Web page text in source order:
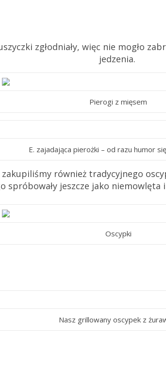
zgłodniały, więc nie mogło
jedzenia.
Pierogi z mięsem
E. zajadająca pierożki – od razu humor
zakupiliśmy również tradycyjnego
spróbowały jeszcze jako
Oscypki
Nasz grillowany oscypek z